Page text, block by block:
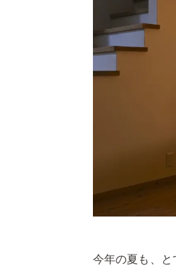
今年の夏も、と